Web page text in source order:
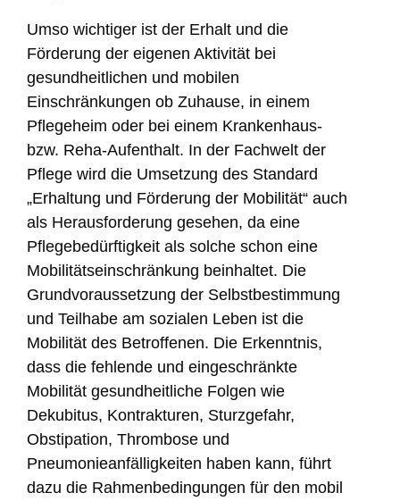
Umso wichtiger ist der Erhalt und die
Förderung der eigenen Aktivität bei
gesundheitlichen und mobilen
Einschränkungen ob Zuhause, in einem
Pflegeheim oder bei einem Krankenhaus-
bzw. Reha-Aufenthalt. In der Fachwelt der
Pflege wird die Umsetzung des Standard
„Erhaltung und Förderung der Mobilität“ auch
als Herausforderung gesehen, da eine
Pflegebedürftigkeit als solche schon eine
Mobilitätseinschränkung beinhaltet. Die
Grundvoraussetzung der Selbstbestimmung
und Teilhabe am sozialen Leben ist die
Mobilität des Betroffenen. Die Erkenntnis,
dass die fehlende und eingeschränkte
Mobilität gesundheitliche Folgen wie
Dekubitus, Kontrakturen, Sturzgefahr,
Obstipation, Thrombose und
Pneumonieanfälligkeiten haben kann, führt
dazu die Rahmenbedingungen für den mobil